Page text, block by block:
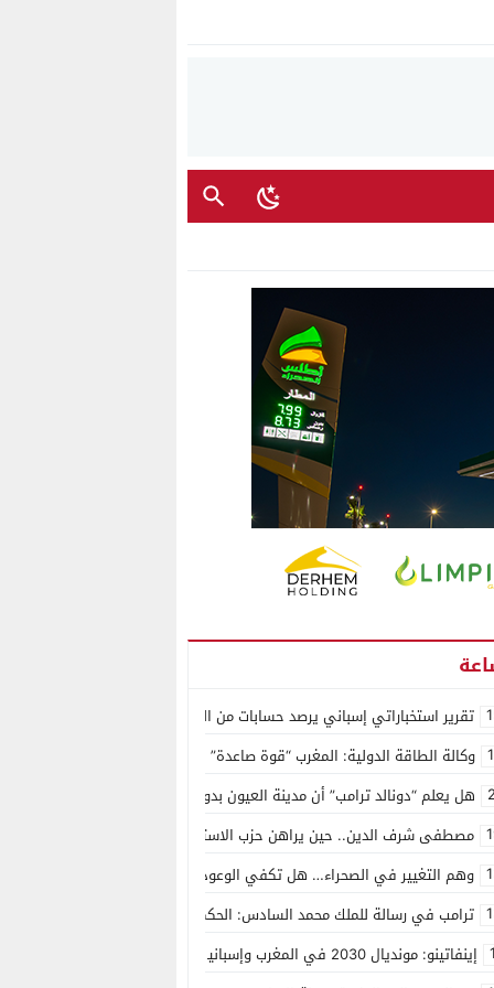
تقرير استخباراتي إسباني يرصد حسابات من الجزائر وأرقاما بـ”213+” ضمن حملة رقمية منظمة حرّضت على اقتحام سبتة
وكالة الطاقة الدولية: المغرب “قوة صاعدة” في سوق المعادن الاستراتيجية
هل يعلم “دونالد ترامب” أن مدينة العيون بدون ماء؟
مصطفى شرف الدين.. حين يراهن حزب الاستقلال على الكفاءة ويمنح الشباب
وهم التغيير في الصحراء… هل تكفي الوعود الفارغة لصناعة الواقع؟
ترامب في رسالة للملك محمد السادس: الحكم الذاتي هو الأساس الوحيد لحل
إينفاتينو: مونديال 2030 في المغرب وإسبانيا والبرتغال سيكون “الأجمل في التاريخ”